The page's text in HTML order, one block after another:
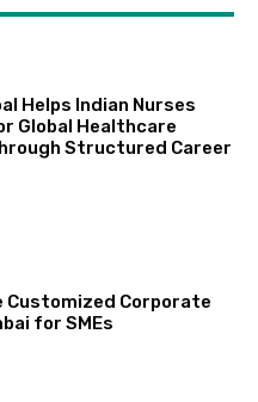
Helps Indian Nurses
Global Healthcare
Structured Career
Customized Corporate
for SMEs